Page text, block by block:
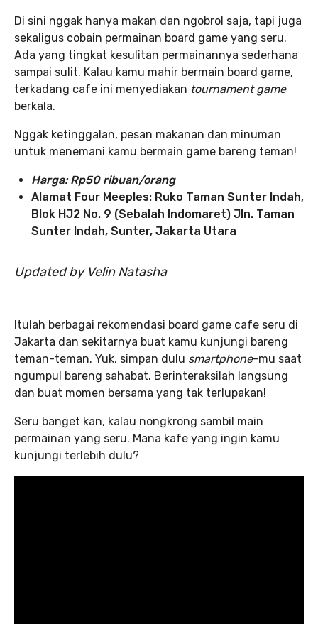
Di sini nggak hanya makan dan ngobrol saja, tapi juga
sekaligus cobain permainan board game yang seru.
Ada yang tingkat kesulitan permainannya sederhana
sampai sulit. Kalau kamu mahir bermain board game,
terkadang cafe ini menyediakan tournament game
berkala.
Nggak ketinggalan, pesan makanan dan minuman
untuk menemani kamu bermain game bareng teman!
Harga: Rp50 ribuan/orang
Alamat Four Meeples: Ruko Taman Sunter Indah,
Blok HJ2 No. 9 (Sebalah Indomaret) Jln. Taman
Sunter Indah, Sunter, Jakarta Utara
Updated by Velin Natasha
Itulah berbagai rekomendasi board game cafe seru di
Jakarta dan sekitarnya buat kamu kunjungi bareng
teman-teman. Yuk, simpan dulu smartphone-mu saat
ngumpul bareng sahabat. Berinteraksilah langsung
dan buat momen bersama yang tak terlupakan!
Seru banget kan, kalau nongkrong sambil main
permainan yang seru. Mana kafe yang ingin kamu
kunjungi terlebih dulu?